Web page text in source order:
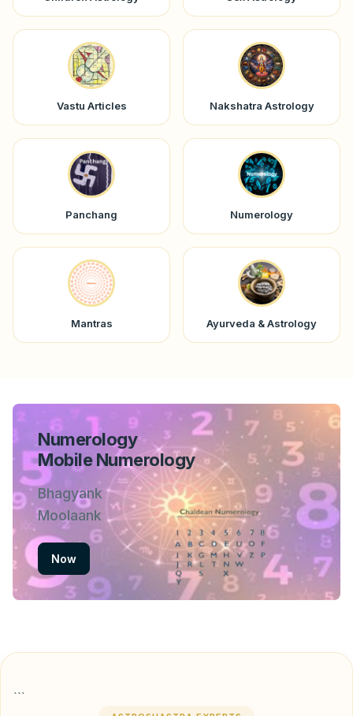
Vastu Articles Nakshatra Astrology
Panchang Numerology
Mantras Ayurveda & Astrology
Numerology
Mobile Numerology
Bhagyank
Moolaank
Now
```